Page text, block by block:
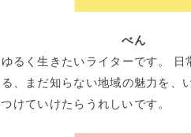
べん
ゆるく生きたいライターです。 日
る、まだ知らない地域の魅力を、
つけていけたらうれしいです。